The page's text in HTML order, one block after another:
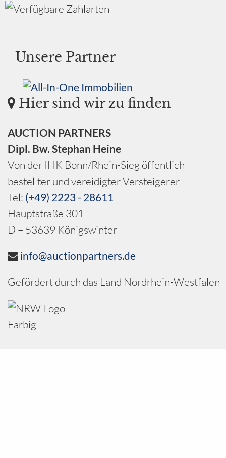
Unsere Partner
Hier sind wir zu finden
AUCTION PARTNERS
Dipl. Bw. Stephan Heine
Von der IHK Bonn/Rhein-Sieg öffentlich
bestellter und vereidigter Versteigerer
Tel: (+49) 2223 - 28611
Hauptstraße 301
D – 53639 Königswinter
info@auctionpartners.de
Gefördert durch das Land Nordrhein-Westfalen